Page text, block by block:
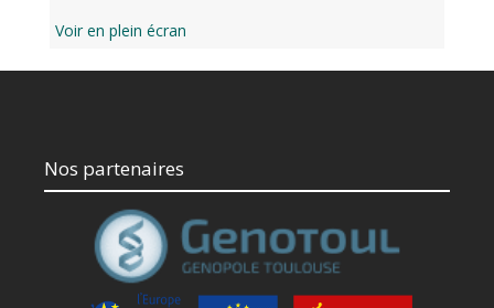
Voir en plein écran
Nos partenaires